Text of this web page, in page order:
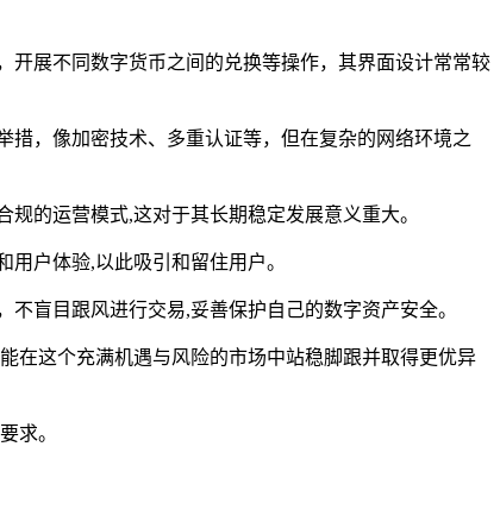
展不同数字货币之间的兑换等操作，其界面设计常常较
，像加密技术、多重认证等，但在复杂的网络环境之
的运营模式,这对于其长期稳定发展意义重大。
户体验,以此吸引和留住用户。
盲目跟风进行交易,妥善保护自己的数字资产安全。
在这个充满机遇与风险的市场中站稳脚跟并取得更优异
求。